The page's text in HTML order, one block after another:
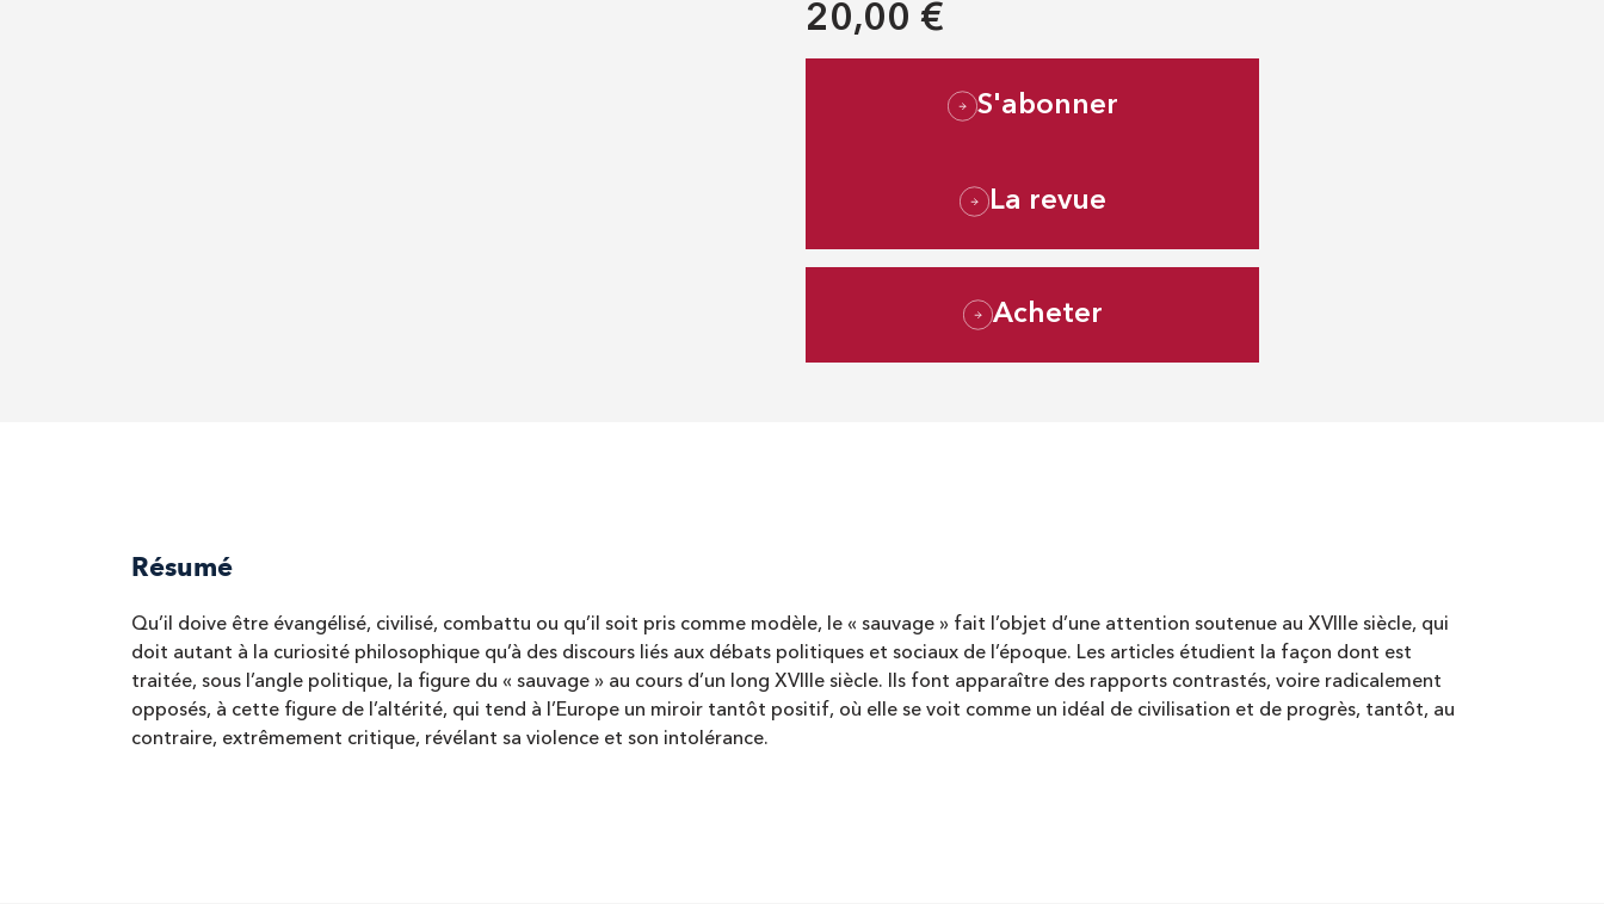
20,00 €
S'abonner
La revue
Acheter
Résumé
Qu’il doive être évangélisé, civilisé, combattu ou qu’il soit pris comme modèle, le « sauvage » fait l’objet d’une attention soutenue au XVIIIe siècle, qui
doit autant à la curiosité philosophique qu’à des discours liés aux débats politiques et sociaux de l’époque. Les articles étudient la façon dont est
traitée, sous l’angle politique, la figure du « sauvage » au cours d’un long XVIIIe siècle. Ils font apparaître des rapports contrastés, voire radicalement
opposés, à cette figure de l’altérité, qui tend à l’Europe un miroir tantôt positif, où elle se voit comme un idéal de civilisation et de progrès, tantôt, au
contraire, extrêmement critique, révélant sa violence et son intolérance.